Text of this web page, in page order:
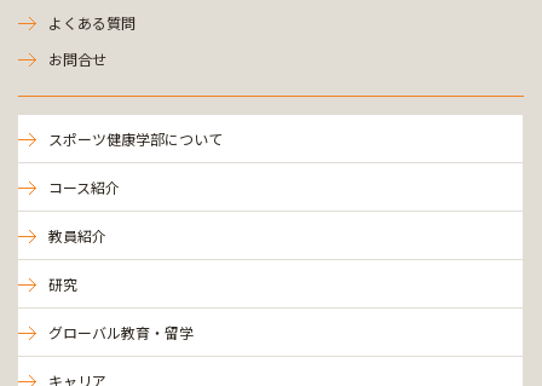
よくある質問
お問合せ
スポーツ健康学部について
コース紹介
教員紹介
研究
グローバル教育・留学
キャリア